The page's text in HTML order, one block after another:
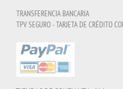
TRANSFERENCIA BANCARIA
TPV SEGURO - TARJETA DE CRÉDITO